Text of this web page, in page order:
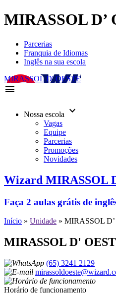
MIRASSOL D’
Parcerias
Franquia de Idiomas
Inglês na sua escola
MIRASSOL D' OESTE
menu
Nossa escola keyboard_arrow_down
Vagas
Equipe
Parcerias
Promoções
Novidades
Wizard MIRASSOL
Faça 2 aulas grátis de
Início » Unidade » MIRASSOL
MIRASSOL D'
(65) 3241 2129
Horário de funcionamento